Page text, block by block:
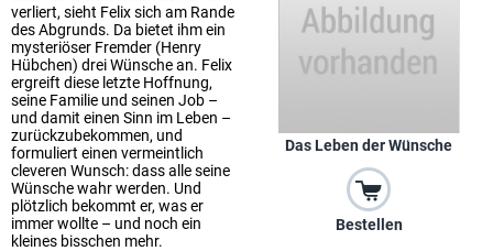
Das Leben der Wünsche
Bestellen
verliert, sieht Felix sich am Rande
des Abgrunds. Da bietet ihm ein
mysteriöser Fremder (Henry
Hübchen) drei Wünsche an. Felix
ergreift diese letzte Hoffnung,
seine Familie und seinen Job –
und damit einen Sinn im Leben –
zurückzubekommen, und
formuliert einen vermeintlich
cleveren Wunsch: dass alle seine
Wünsche wahr werden. Und
plötzlich bekommt er, was er
immer wollte – und noch ein
kleines bisschen mehr.